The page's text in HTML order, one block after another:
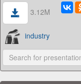
3.12M
industry